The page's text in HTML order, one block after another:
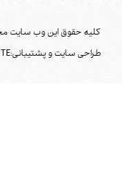
کلیه حقوق این وب سایت
طراحی سایت و پشتیبانی: